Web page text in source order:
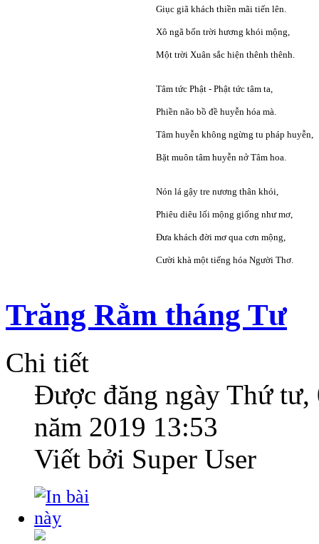
Giục giã khách thiền mãi tiến lên.
Xô ngã bốn trời hương khói mộng,
Một trời Xuân sắc hiện thênh thênh.
Tâm tức Phật - Phật tức tâm ta,
Phiền não bồ đề huyễn hóa mà.
Tâm huyễn không ngừng tu pháp huyễn,
Bặt muôn tâm huyễn nở Tâm hoa.
Nón lá gậy tre nương thân khói,
Phiêu diêu lối mộng giống như mơ,
Đưa khách đời mơ qua cơn mộng,
Cười khà một tiếng hóa Người Thơ.
Trăng Rằm tháng Tư
Chi tiết
Được đăng ngày Thứ tư,
năm 2019 13:53
Viết bởi Super User